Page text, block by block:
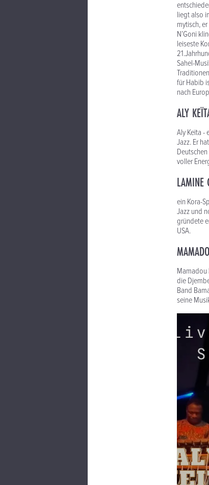
liegt also
mytisch,
N’Goni
leiseste
Sahel-
für Habib
nach
ALY
Aly Keïta -
Jazz. Er
voller
LAMINE
ein Kora-
Jazz und
gründete
USA.
Mamadou
die
Band
seine